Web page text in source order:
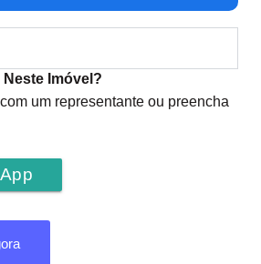
Imóvel?
um representante ou preencha